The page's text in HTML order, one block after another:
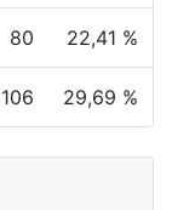
80 22,41 %
106 29,69 %